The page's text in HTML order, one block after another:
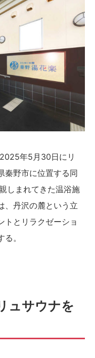
年5月30日にリ
秦野市に位置する同
しまれてきた温浴施
、丹沢の麓という立
トとリラクゼーショ
。
ュサウナを